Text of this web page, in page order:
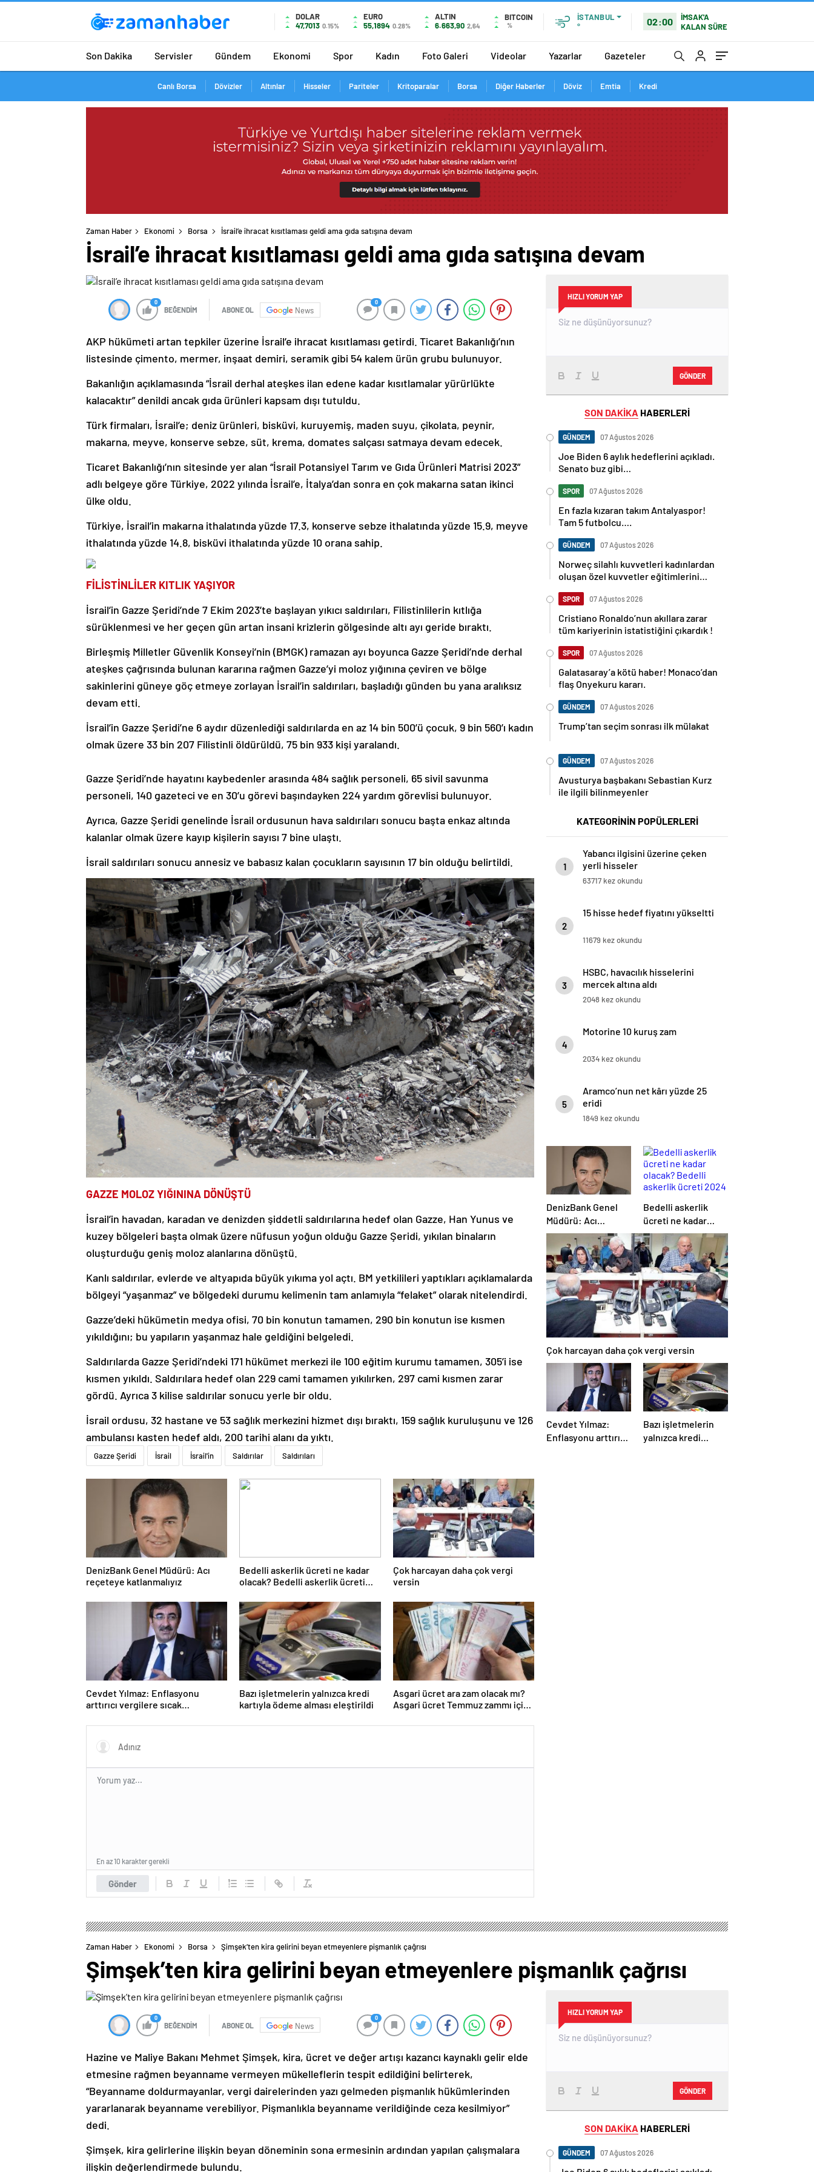
DOLAR
47,7013 0.15%
EURO
55,1894 0.28%
ALTIN
6.663,90 2,64
BITCOIN
%
İSTANBUL
°
02:00
İMSAK'A
KALAN SÜRE
Son Dakika Servisler Gündem Ekonomi Spor Kadın Foto Galeri Videolar Yazarlar Gazeteler
Canlı Borsa Dövizler Altınlar Hisseler Pariteler Kritoparalar Borsa Diğer Haberler Döviz Emtia Kredi
Zaman Haber Ekonomi Borsa İsrail’e ihracat kısıtlaması geldi ama gıda satışına devam
İsrail’e ihracat kısıtlaması geldi ama gıda satışına devam
0
BEĞENDİM ABONE OL News
0
AKP hükümeti artan tepkiler üzerine İsrail’e ihracat kısıtlaması getirdi. Ticaret Bakanlığı’nın
listesinde çimento, mermer, inşaat demiri, seramik gibi 54 kalem ürün grubu bulunuyor.
Bakanlığın açıklamasında “İsrail derhal ateşkes ilan edene kadar kısıtlamalar yürürlükte
kalacaktır” denildi ancak gıda ürünleri kapsam dışı tutuldu.
Türk firmaları, İsrail’e; deniz ürünleri, bisküvi, kuruyemiş, maden suyu, çikolata, peynir,
makarna, meyve, konserve sebze, süt, krema, domates salçası satmaya devam edecek.
Ticaret Bakanlığı’nın sitesinde yer alan “İsrail Potansiyel Tarım ve Gıda Ürünleri Matrisi 2023”
adlı belgeye göre Türkiye, 2022 yılında İsrail’e, İtalya’dan sonra en çok makarna satan ikinci
ülke oldu.
Türkiye, İsrail’in makarna ithalatında yüzde 17.3, konserve sebze ithalatında yüzde 15.9, meyve
ithalatında yüzde 14.8, bisküvi ithalatında yüzde 10 orana sahip.
FİLİSTİNLİLER KITLIK YAŞIYOR
İsrail’in Gazze Şeridi’nde 7 Ekim 2023’te başlayan yıkıcı saldırıları, Filistinlilerin kıtlığa
sürüklenmesi ve her geçen gün artan insani krizlerin gölgesinde altı ayı geride bıraktı.
Birleşmiş Milletler Güvenlik Konseyi’nin (BMGK) ramazan ayı boyunca Gazze Şeridi’nde derhal
ateşkes çağrısında bulunan kararına rağmen Gazze’yi moloz yığınına çeviren ve bölge
sakinlerini güneye göç etmeye zorlayan İsrail’in saldırıları, başladığı günden bu yana aralıksız
devam etti.
İsrail’in Gazze Şeridi’ne 6 aydır düzenlediği saldırılarda en az 14 bin 500’ü çocuk, 9 bin 560’ı kadın
olmak üzere 33 bin 207 Filistinli öldürüldü, 75 bin 933 kişi yaralandı.
Gazze Şeridi’nde hayatını kaybedenler arasında 484 sağlık personeli, 65 sivil savunma
personeli, 140 gazeteci ve en 30’u görevi başındayken 224 yardım görevlisi bulunuyor.
Ayrıca, Gazze Şeridi genelinde İsrail ordusunun hava saldırıları sonucu başta enkaz altında
kalanlar olmak üzere kayıp kişilerin sayısı 7 bine ulaştı.
İsrail saldırıları sonucu annesiz ve babasız kalan çocukların sayısının 17 bin olduğu belirtildi.
GAZZE MOLOZ YIĞININA DÖNÜŞTÜ
İsrail’in havadan, karadan ve denizden şiddetli saldırılarına hedef olan Gazze, Han Yunus ve
kuzey bölgeleri başta olmak üzere nüfusun yoğun olduğu Gazze Şeridi, yıkılan binaların
oluşturduğu geniş moloz alanlarına dönüştü.
Kanlı saldırılar, evlerde ve altyapıda büyük yıkıma yol açtı. BM yetkilileri yaptıkları açıklamalarda
bölgeyi “yaşanmaz” ve bölgedeki durumu kelimenin tam anlamıyla “felaket” olarak nitelendirdi.
Gazze’deki hükümetin medya ofisi, 70 bin konutun tamamen, 290 bin konutun ise kısmen
yıkıldığını; bu yapıların yaşanmaz hale geldiğini belgeledi.
Saldırılarda Gazze Şeridi’ndeki 171 hükümet merkezi ile 100 eğitim kurumu tamamen, 305’i ise
kısmen yıkıldı. Saldırılara hedef olan 229 cami tamamen yıkılırken, 297 cami kısmen zarar
gördü. Ayrıca 3 kilise saldırılar sonucu yerle bir oldu.
İsrail ordusu, 32 hastane ve 53 sağlık merkezini hizmet dışı bıraktı, 159 sağlık kuruluşunu ve 126
ambulansı kasten hedef aldı, 200 tarihi alanı da yıktı.
Gazze Şeridi İsrail İsrail'in Saldırılar Saldırıları
DenizBank Genel Müdürü: Acı
reçeteye katlanmalıyız
Bedelli askerlik ücreti ne kadar
olacak? Bedelli askerlik ücreti
Çok harcayan daha çok vergi
versin
Cevdet Yılmaz: Enflasyonu
arttırıcı vergilere sıcak
Bazı işletmelerin yalnızca kredi
kartıyla ödeme alması eleştirildi
Asgari ücret ara zam olacak mı?
Asgari ücret Temmuz zammı için
Gönder
En az 10 karakter gerekli
HIZLI YORUM YAP
GÖNDER
SON DAKİKA HABERLERİ
GÜNDEM 07 Ağustos 2026
Joe Biden 6 aylık hedeflerini açıkladı.
Senato buz gibi…
SPOR 07 Ağustos 2026
En fazla kızaran takım Antalyaspor!
Tam 5 futbolcu….
GÜNDEM 07 Ağustos 2026
Norweç silahlı kuvvetleri kadınlardan
oluşan özel kuvvetler eğitimlerini
SPOR 07 Ağustos 2026
Cristiano Ronaldo’nun akıllara zarar
tüm kariyerinin istatistiğini çıkardık !
SPOR 07 Ağustos 2026
Galatasaray’a kötü haber! Monaco’dan
flaş Onyekuru kararı.
GÜNDEM 07 Ağustos 2026
Trump’tan seçim sonrası ilk mülakat
GÜNDEM 07 Ağustos 2026
Avusturya başbakanı Sebastian Kurz
ile ilgili bilinmeyenler
KATEGORİNİN POPÜLERLERİ
1
Yabancı ilgisini üzerine çeken
yerli hisseler
63717 kez okundu
2
15 hisse hedef fiyatını yükseltti
11679 kez okundu
3
HSBC, havacılık hisselerini
mercek altına aldı
2048 kez okundu
4
Motorine 10 kuruş zam
2034 kez okundu
5
Aramco’nun net kârı yüzde 25
eridi
1849 kez okundu
DenizBank Genel
Müdürü: Acı
reçeteye
katlanmalıyız
Bedelli askerlik
ücreti ne kadar
olacak? Bedelli
askerlik ücreti 2024
Temmuz…
Çok harcayan daha çok vergi versin
Cevdet Yılmaz:
Enflasyonu arttırıcı
Bazı işletmelerin
yalnızca kredi
Zaman Haber Ekonomi Borsa Şimşek’ten kira gelirini beyan etmeyenlere pişmanlık çağrısı
Şimşek’ten kira gelirini beyan etmeyenlere pişmanlık çağrısı
0
BEĞENDİM ABONE OL News
0
Hazine ve Maliye Bakanı Mehmet Şimşek, kira, ücret ve değer artışı kazancı kaynaklı gelir elde
etmesine rağmen beyanname vermeyen mükelleflerin tespit edildiğini belirterek,
“Beyanname doldurmayanlar, vergi dairelerinden yazı gelmeden pişmanlık hükümlerinden
yararlanarak beyanname verebiliyor. Pişmanlıkla beyanname verildiğinde ceza kesilmiyor”
dedi.
Şimşek, kira gelirlerine ilişkin beyan döneminin sona ermesinin ardından yapılan çalışmalara
ilişkin değerlendirmede bulundu.
HIZLI YORUM YAP
GÖNDER
SON DAKİKA HABERLERİ
GÜNDEM 07 Ağustos 2026